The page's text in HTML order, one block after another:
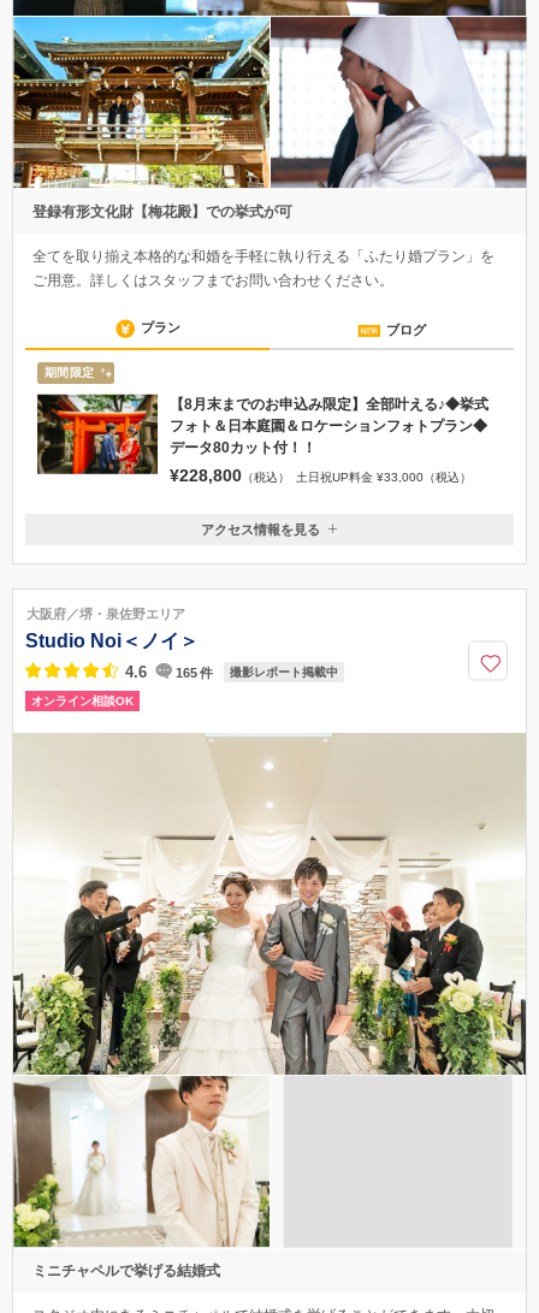
登録有形文化財【梅花殿】での挙式が可
全てを取り揃え本格的な和婚を手軽に執り行える「ふたり婚プラン」を
ご用意。詳しくはスタッフまでお問い合わせください。
プラン ブログ
期間限定
【8月末までのお申込み限定】全部叶える♪◆挙式
フォト＆日本庭園＆ロケーションフォトプラン◆
データ80カット付！！
¥228,800 （税込） 土日祝UP料金 ¥33,000（税込）
大阪府大阪市北区天神橋2丁目1番8号
番出口より徒歩3分
アクセス情報を見る
大阪府／堺・泉佐野エリア
Studio Noi＜ノイ＞
4.6 165件 撮影レポート掲載中
オンライン相談OK
ミニチャペルで挙げる結婚式